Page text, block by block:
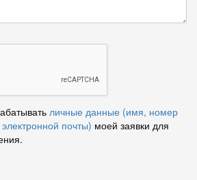
личные данные (имя, номер
почты) моей заявки для